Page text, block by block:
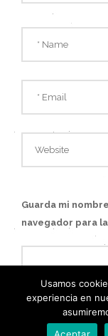
Guarda mi
navegador para
Usamos
experiencia en
Aceptar